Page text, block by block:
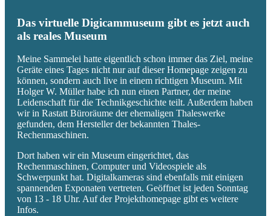
Das virtuelle Digicammuseum gibt es jetzt auch
als reales Museum
Meine Sammelei hatte eigentlich schon immer das Ziel, meine
Geräte eines Tages nicht nur auf dieser Homepage zeigen zu
können, sondern auch live in einem richtigen Museum. Mit
Holger W. Müller habe ich nun einen Partner, der meine
Leidenschaft für die Technikgeschichte teilt. Außerdem haben
wir in Rastatt Büroräume der ehemaligen Thaleswerke
gefunden, dem Hersteller der bekannten Thales-
Rechenmaschinen.
Dort haben wir ein Museum eingerichtet, das
Rechenmaschinen, Computer und Videospiele als
Schwerpunkt hat. Digitalkameras sind ebenfalls mit einigen
spannenden Exponaten vertreten. Geöffnet ist jeden Sonntag
von 13 - 18 Uhr. Auf der Projekthomepage gibt es weitere
Infos.